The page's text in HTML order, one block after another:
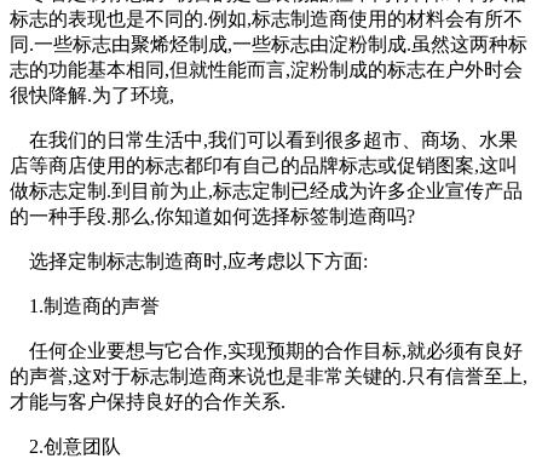
标志的表现也是不同的.例如,标志制造商使用的材料会有所不
同.一些标志由聚烯烃制成,一些标志由淀粉制成.虽然这两种标
志的功能基本相同,但就性能而言,淀粉制成的标志在户外时会
很快降解.为了环境,
在我们的日常生活中,我们可以看到很多超市、商场、水果
店等商店使用的标志都印有自己的品牌标志或促销图案,这叫
做标志定制.到目前为止,标志定制已经成为许多企业宣传产品
的一种手段.那么,你知道如何选择标签制造商吗?
选择定制标志制造商时,应考虑以下方面:
1.制造商的声誉
任何企业要想与它合作,实现预期的合作目标,就必须有良好
的声誉,这对于标志制造商来说也是非常关键的.只有信誉至上,
才能与客户保持良好的合作关系.
2.创意团队